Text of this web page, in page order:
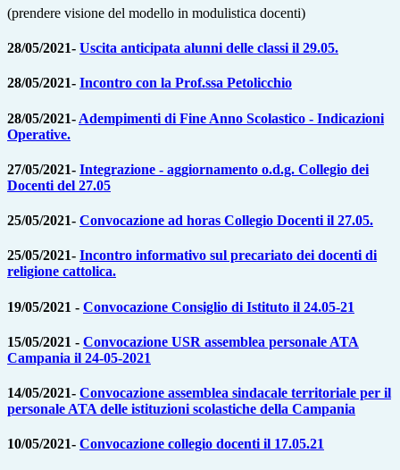
(prendere visione del modello in modulistica docenti)
28/05/2021- Uscita anticipata alunni delle classi il 29.05.
28/05/2021- Incontro con la Prof.ssa Petolicchio
28/05/2021- Adempimenti di Fine Anno Scolastico - Indicazioni
Operative.
27/05/2021- Integrazione - aggiornamento o.d.g. Collegio dei
Docenti del 27.05
25/05/2021- Convocazione ad horas Collegio Docenti il 27.05.
25/05/2021- Incontro informativo sul precariato dei docenti di
religione cattolica.
19/05/2021 - Convocazione Consiglio di Istituto il 24.05-21
15/05/2021 - Convocazione USR assemblea personale ATA
Campania il 24-05-2021
14/05/2021- Convocazione assemblea sindacale territoriale per il
personale ATA delle istituzioni scolastiche della Campania
10/05/2021- Convocazione collegio docenti il 17.05.21